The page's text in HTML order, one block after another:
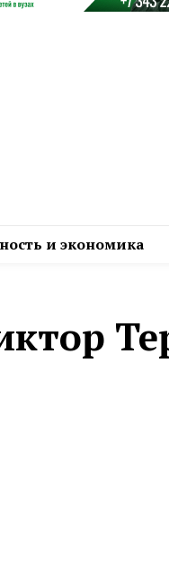
и экономика